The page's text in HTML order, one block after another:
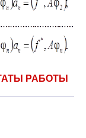
РАБОТЫ